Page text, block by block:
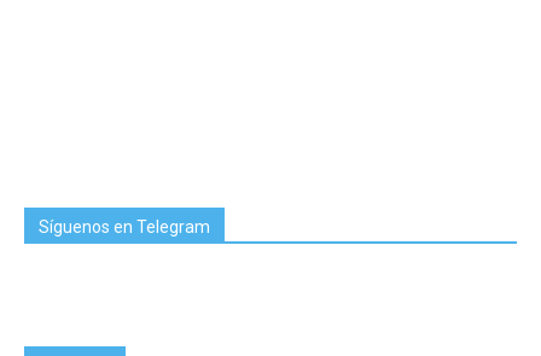
Síguenos en Telegram